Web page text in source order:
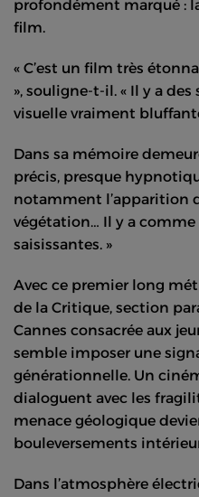
profondément marqué :
film.
« C’est un film très
», souligne-t-il. « Il y a des
visuelle vraiment
Dans sa mémoire
précis, presque
notamment l’apparition
végétation… Il y a comme
saisissantes. »
Avec ce premier long
de la Critique, section
Cannes consacrée aux
semble imposer une
générationnelle. Un
dialoguent avec les
menace géologique
bouleversements
Dans l’atmosphère